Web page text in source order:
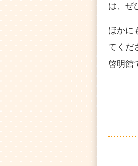
は、ぜ
ほかに
てくだ
啓明館